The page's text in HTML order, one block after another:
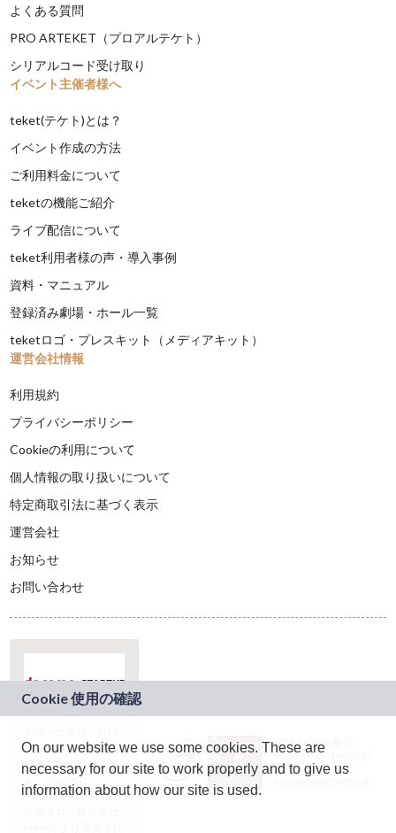
よくある質問
PRO ARTEKET（プロアルテケト）
シリアルコード受け取り
イベント主催者様へ
teket(テケト)とは？
イベント作成の方法
ご利用料金について
teketの機能ご紹介
ライブ配信について
teket利用者様の声・導入事例
資料・マニュアル
登録済み劇場・ホール一覧
teketロゴ・プレスキット（メディアキット）
運営会社情報
利用規約
プライバシーポリシー
Cookieの利用について
個人情報の取り扱いについて
特定商取引法に基づく表示
運営会社
お知らせ
お問い合わせ
ドコモグループの新
規事業創出プログラ
ム「docomo
STARTUP」を通じて
JASRAC許諾番号：
9024936001Y45037
JASRAC許諾番号：
On our website we use some cookies. These are
necessary for our site to work properly and to give us
information about how our site is used.